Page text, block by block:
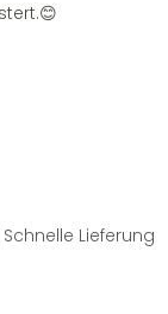
Lieferung